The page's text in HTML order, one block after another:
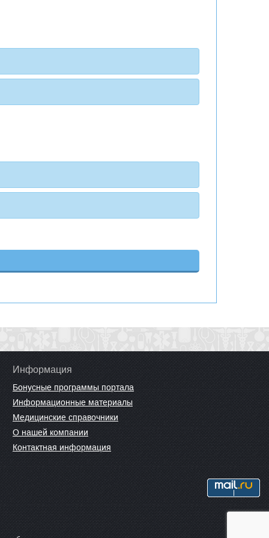
Информация
Бонусные программы портала
Информационные материалы
Медицинские справочники
О нашей компании
Контактная информация